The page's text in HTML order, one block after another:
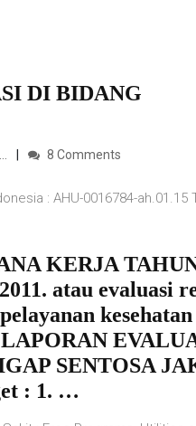
DI BIDANG
8 Comments
: AHU-0016784-ah.01.15
KERJA
atau evaluasi
LAPORAN
SENTOSA
: 1. …